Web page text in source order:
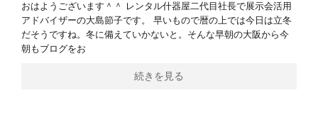
おはようございます＾＾ レンタル什器屋二代目社長で展示会活用
アドバイザーの大島節子です。 早いもので暦の上では今日は立冬
だそうですね。冬に備えていかないと。そんな早朝の大阪から今
朝もブログをお
続きを見る